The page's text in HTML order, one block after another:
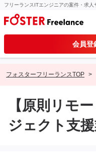
フリーランスITエンジニアの案件・求人
会員登
フォスターフリーランスTOP
【原則リモ
ジェクト支